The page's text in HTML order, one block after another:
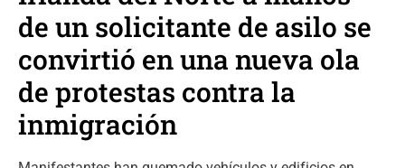
de un solicitante de asilo se
convirtió en una nueva ola
de protestas contra la
inmigración